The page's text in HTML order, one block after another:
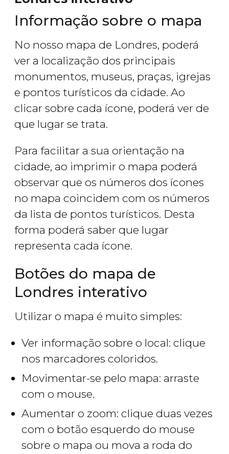
Informação sobre o mapa
No nosso mapa de Londres, poderá
ver a localização dos principais
monumentos, museus, praças, igrejas
e pontos turísticos da cidade. Ao
clicar sobre cada ícone, poderá ver de
que lugar se trata.
Para facilitar a sua orientação na
cidade, ao imprimir o mapa poderá
observar que os números dos ícones
no mapa coincidem com os números
da lista de pontos turísticos. Desta
forma poderá saber que lugar
representa cada ícone.
Botões do mapa de
Londres interativo
Utilizar o mapa é muito simples:
Ver informação sobre o local: clique
nos marcadores coloridos.
Movimentar-se pelo mapa: arraste
com o mouse.
Aumentar o zoom: clique duas vezes
com o botão esquerdo do mouse
sobre o mapa ou mova a roda do